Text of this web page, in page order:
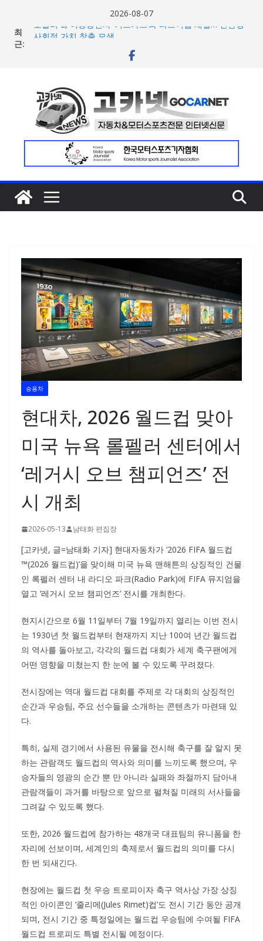
2026-08-07
최
근:
포뮬러 E, 이동통신사 ‘기프가프’와 파트너십 체결… 친환경·
람보르기니, 이탈리아 우주비행사 네스폴리와 ‘미우라 SV’
공개… 본격 계약 개시
아우디, 405일 만에 완성한 초고성능 슈퍼카 ‘누볼라리’ 제
작 비하인드 영상 공개
[신차] 가주 레이싱, 주행 성능 강화한 ‘GR86’ 부분변경 모델
공개… 일본서 28일 계약 개시
승용차
현대차, 2026 월드컵 맞아
미국 뉴욕 롤펠러 센터에서
‘레거시 오브 챔피언즈’ 전
시 개최
2026-05-13 남태화 편집장
[고카넷, 글=남태화 기자] 현대자동차가 ‘2026 FIFA 월드컵
™(2026 월드컵)’을 맞이해 미국 뉴욕 맨해튼의 상징적인 건물
인 록펠러 센터 내 라디오 파크(Radio Park)에 FIFA 뮤지엄을
열고 ‘레거시 오브 챔피언즈’ 전시를 개최한다.
현지시간으로 6월 11일부터 7월 19일까지 열리는 이번 전시
는 1930년 첫 월드컵부터 현재까지 지난 100여 년간 월드컵
의 역사를 돌아보고, 각각의 월드컵 대회가 세계 축구팬에게
어떤 영향을 미쳤는지 한 눈에 볼 수 있도록 꾸려졌다.
전시장에는 역대 월드컵 대회를 주제로 각 대회의 상징적인
순간과 우승팀, 주요 선수들을 소개하는 콘텐츠가 마련돼 있
다.
특히, 실제 경기에서 사용된 유물을 전시해 축구를 잘 알지 못
하는 관람객도 월드컵의 역사와 의미를 느끼도록 했으며, 우
승자들의 영광의 순간 뿐 만 아니라 실패와 좌절까지 담아내
관람객들이 과거를 바탕으로 앞으로 펼쳐질 미래의 서사들을
그려갈 수 있도록 했다.
또한, 2026 월드컵에 참가하는 48개국 대표팀의 유니폼을 한
자리에 선보이며, 세계인의 축제로서 월드컵의 의미를 다시
한 번 되새긴다.
현장에는 월드컵 첫 우승 트로피이자 축구 역사상 가장 상징
적인 아이콘인 ‘줄리메(Jules Rimet)컵’도 전시 기간 동안 공개
되며, 전시 기간 중 특정일에는 월드컵 우승팀에 수여될 FIFA
월드컵 트로피도 특별 전시될 예정이다.